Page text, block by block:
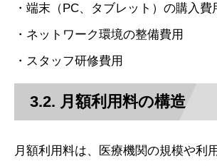
・端末（PC、タブレット）の購入費
・ネットワーク環境の整備費用
・スタッフ研修費用
3.2. 月額利用料の構造
月額利用料は、医療機関の規模や利